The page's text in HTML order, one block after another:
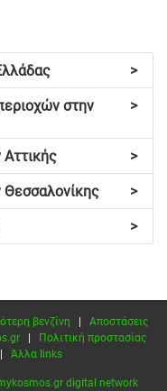
>
>
στην
>
>
>
βενζίνη
Αποστάσεις
|
Πολιτική προστασίας
Άλλα links
digital network